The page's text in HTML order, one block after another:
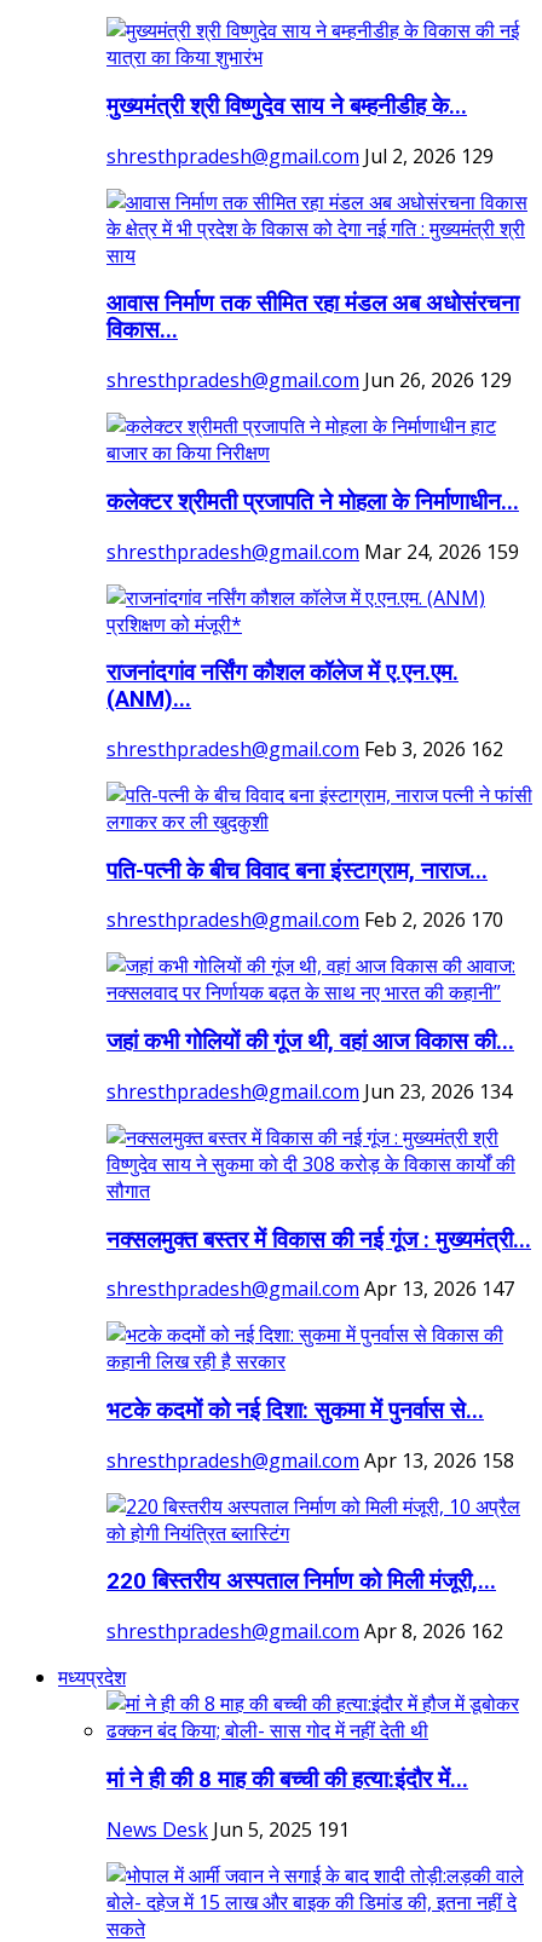
मुख्यमंत्री श्री विष्णुदेव साय ने बम्हनीडीह के...
shresthpradesh@gmail.com Jul 2, 2026 129
आवास निर्माण तक सीमित रहा मंडल अब अधोसंरचना
विकास...
shresthpradesh@gmail.com Jun 26, 2026 129
कलेक्टर श्रीमती प्रजापति ने मोहला के निर्माणाधीन...
shresthpradesh@gmail.com Mar 24, 2026 159
राजनांदगांव नर्सिंग कौशल कॉलेज में ए.एन.एम.
(ANM)...
shresthpradesh@gmail.com Feb 3, 2026 162
पति-पत्नी के बीच विवाद बना इंस्टाग्राम, नाराज...
shresthpradesh@gmail.com Feb 2, 2026 170
जहां कभी गोलियों की गूंज थी, वहां आज विकास की...
shresthpradesh@gmail.com Jun 23, 2026 134
नक्सलमुक्त बस्तर में विकास की नई गूंज : मुख्यमंत्री...
shresthpradesh@gmail.com Apr 13, 2026 147
भटके कदमों को नई दिशा: सुकमा में पुनर्वास से...
shresthpradesh@gmail.com Apr 13, 2026 158
220 बिस्तरीय अस्पताल निर्माण को मिली मंजूरी,...
shresthpradesh@gmail.com Apr 8, 2026 162
मध्यप्रदेश
मां ने ही की 8 माह की बच्ची की हत्या:इंदौर में...
News Desk Jun 5, 2025 191